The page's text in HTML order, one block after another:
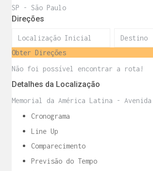
SP - São Paulo
Direções
Obter Direções
Não foi possível encontrar a rota!
Detalhes da Localização
Memorial da América Latina -
Cronograma
Line Up
Comparecimento
Previsão do Tempo